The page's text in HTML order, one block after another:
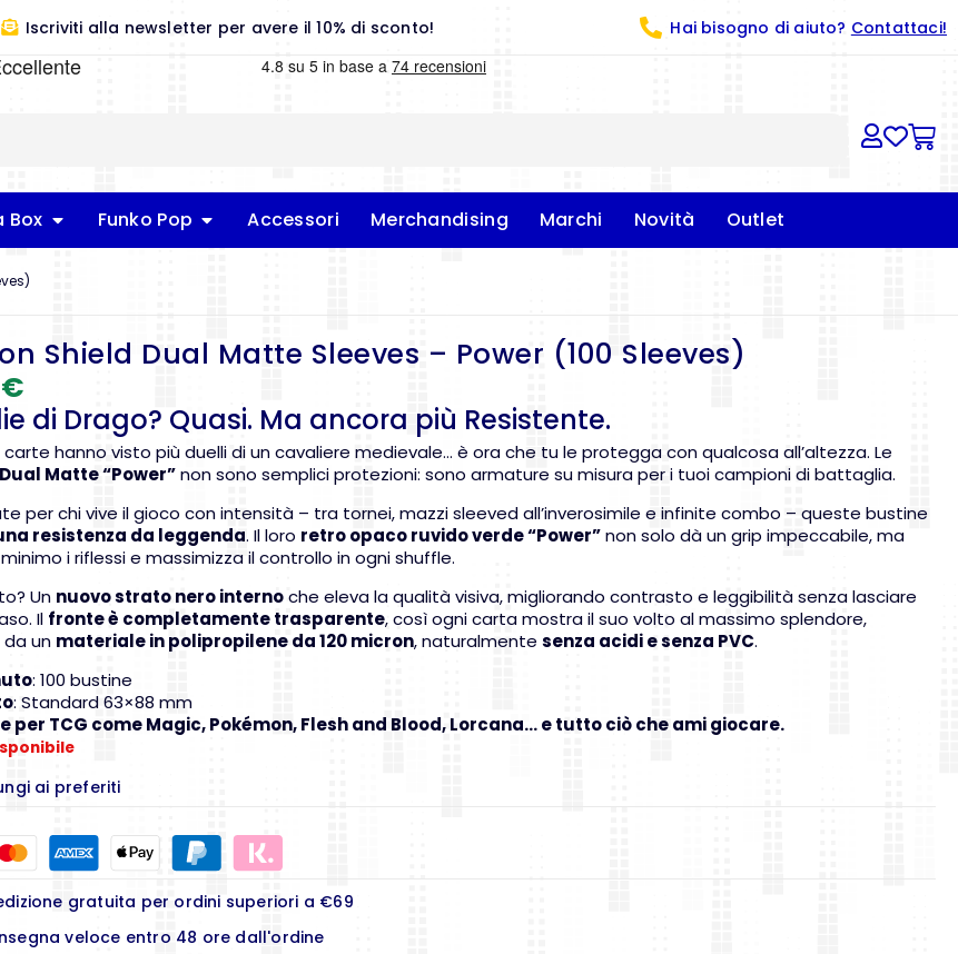
Iscriviti alla newsletter per avere il 10% di sconto! Hai bisogno di aiuto? Contattaci!
Box Funko Pop Accessori Merchandising Marchi Novità Outlet
Shield Dual Matte Sleeves – Power (100 Sleeves)
€
di Drago? Quasi. Ma ancora più Resistente.
hanno visto più duelli di un cavaliere medievale… è ora che tu le protegga con qualcosa all’altezza. Le
Matte “Power”non sono semplici protezioni: sono armature su misura per i tuoi campioni di battaglia.
per chi vive il gioco con intensità – tra tornei, mazzi sleeved all’inverosimile e infinite combo – queste bustine
resistenza da leggenda. Il loro retro opaco ruvido verde “Power”non solo dà un grip impeccabile, ma
i riflessi e massimizza il controllo in ogni shuffle.
Un nuovo strato nero internoche eleva la qualità visiva, migliorando contrasto e leggibilità senza lasciare
Il fronte è completamente trasparente, così ogni carta mostra il suo volto al massimo splendore,
un materiale in polipropilene da 120 micron, naturalmentesenza acidi e senza PVC.
: 100 bustine
: Standard 63×88 mm
per TCG come Magic, Pokémon, Flesh and Blood, Lorcana… e tutto ciò che ami giocare.
ai preferiti
gratuita per ordini superiori a €69
veloce entro 48 ore dall'ordine